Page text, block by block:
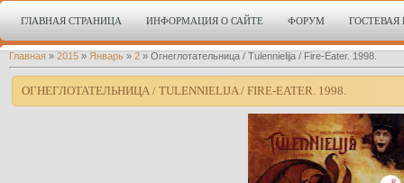
ГЛАВНАЯ СТРАНИЦА ИНФОРМАЦИЯ О САЙТЕ ФОРУМ ГОСТЕВАЯ
Главная » 2015 » Январь » 2 » Огнеглотательница / Tulennielija / Fire-Eater. 1998.
ОГНЕГЛОТАТЕЛЬНИЦА / TULENNIELIJA / FIRE-EATER. 1998.